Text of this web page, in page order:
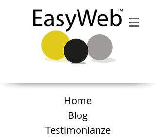
Home
Blog
Testimonianze